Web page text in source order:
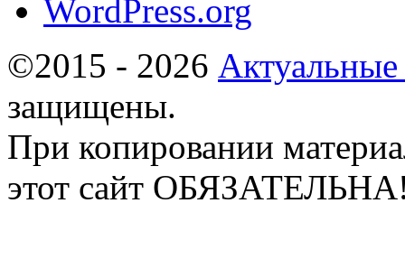
WordPress.org
©2015 - 2026
защищены.
При копировании
этот сайт